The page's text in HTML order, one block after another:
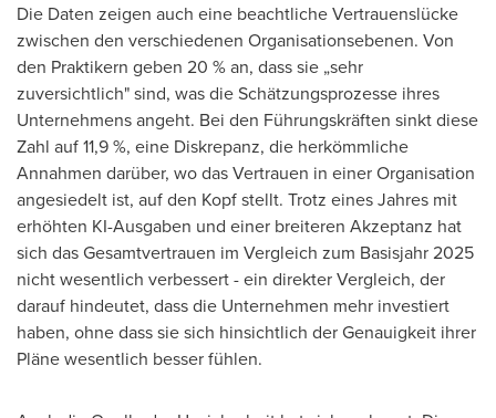
Die Daten zeigen auch eine beachtliche Vertrauenslücke
zwischen den verschiedenen Organisationsebenen. Von
den Praktikern geben 20 % an, dass sie „sehr
zuversichtlich" sind, was die Schätzungsprozesse ihres
Unternehmens angeht. Bei den Führungskräften sinkt diese
Zahl auf 11,9 %, eine Diskrepanz, die herkömmliche
Annahmen darüber, wo das Vertrauen in einer Organisation
angesiedelt ist, auf den Kopf stellt. Trotz eines Jahres mit
erhöhten KI-Ausgaben und einer breiteren Akzeptanz hat
sich das Gesamtvertrauen im Vergleich zum Basisjahr 2025
nicht wesentlich verbessert - ein direkter Vergleich, der
darauf hindeutet, dass die Unternehmen mehr investiert
haben, ohne dass sie sich hinsichtlich der Genauigkeit ihrer
Pläne wesentlich besser fühlen.